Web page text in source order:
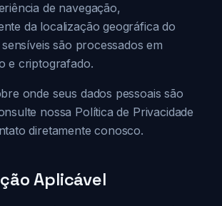
de navegação,
da localização geográfica do
são processados em
e criptografado.
onde seus dados pessoais são
nossa Política de Privacidade
diretamente conosco.
Aplicável